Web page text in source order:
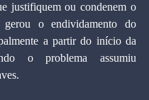
justifiquem ou condenem o
gerou o endividamento do
a partir do início da
o problema assumiu